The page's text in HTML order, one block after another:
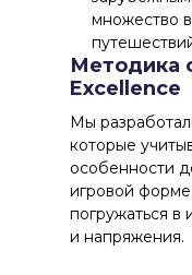
множество
Методика
Excellence
Мы
которые
особенности
игровой
погружаться в
и напряжения.